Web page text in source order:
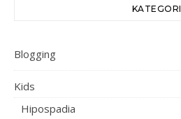
KATEGORI
Blogging
Kids
Hipospadia